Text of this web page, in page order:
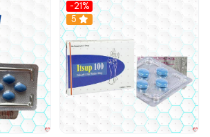
-21%
5